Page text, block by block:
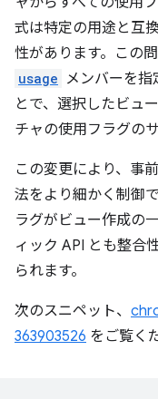
式は特定の用途と互
性があります。この
usage メンバーを指
とで、選択したビュ
チャの使用フラグの
この変更により、事
法をより細かく制御
ラグがビュー作成の
ィック API とも整合
られます。
次のスニペット、
363903526 をご覧く